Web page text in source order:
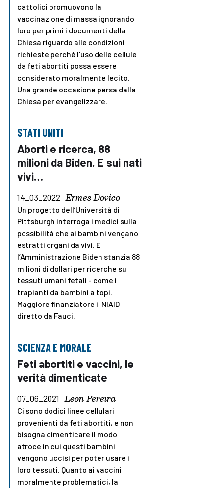
cattolici promuovono la
vaccinazione di massa ignorando
loro per primi i documenti della
Chiesa riguardo alle condizioni
richieste perché l'uso delle cellule
da feti abortiti possa essere
considerato moralmente lecito.
Una grande occasione persa dalla
Chiesa per evangelizzare.
STATI UNITI
Aborti e ricerca, 88
milioni da Biden. E sui nati
vivi…
14_03_2022 Ermes Dovico
Un progetto dell’Università di
Pittsburgh interroga i medici sulla
possibilità che ai bambini vengano
estratti organi da vivi. E
l’Amministrazione Biden stanzia 88
milioni di dollari per ricerche su
tessuti umani fetali - come i
trapianti da bambini a topi.
Maggiore finanziatore il NIAID
diretto da Fauci.
SCIENZA E MORALE
Feti abortiti e vaccini, le
verità dimenticate
07_06_2021 Leon Pereira
Ci sono dodici linee cellulari
provenienti da feti abortiti, e non
bisogna dimenticare il modo
atroce in cui questi bambini
vengono uccisi per poter usare i
loro tessuti. Quanto ai vaccini
moralmente problematici, la